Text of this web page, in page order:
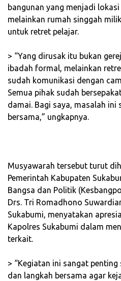
bangunan yang menjadi
melainkan rumah singgah
untuk retret pelajar.
‎> “Yang dirusak itu bukan
ibadah formal, melainkan
sudah komunikasi dengan
Semua pihak sudah
damai. Bagi saya, masalah ini
bersama,” ungkapnya.
‎Musyawarah tersebut turut
Pemerintah Kabupaten
Bangsa dan Politik
Drs. Tri Romadhono
Sukabumi, menyatakan
Kapolres Sukabumi dalam
terkait.
‎> “Kegiatan ini sangat penting
dan langkah bersama agar